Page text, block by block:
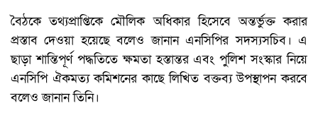
বৈঠকে তথ্যপ্রাপ্তিকে মৌলিক অধিকার হিসেবে অন্তর্ভুক্ত করার
প্রস্তাব দেওয়া হয়েছে বলেও জানান এনসিপির সদস্যসচিব। এ
ছাড়া শান্তিপূর্ণ পদ্ধতিতে ক্ষমতা হস্তান্তর এবং পুলিশ সংস্কার নিয়ে
এনসিপি ঐকমত্য কমিশনের কাছে লিখিত বক্তব্য উপস্থাপন করবে
বলেও জানান তিনি।